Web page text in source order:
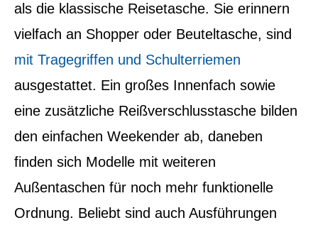
als die klassische Reisetasche. Sie erinnern
vielfach an Shopper oder Beuteltasche, sind
mit Tragegriffen und Schulterriemen
ausgestattet. Ein großes Innenfach sowie
eine zusätzliche Reißverschlusstasche bilden
den einfachen Weekender ab, daneben
finden sich Modelle mit weiteren
Außentaschen für noch mehr funktionelle
Ordnung. Beliebt sind auch Ausführungen